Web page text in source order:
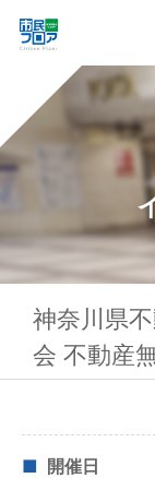
神奈川県
会 不動産
開催日